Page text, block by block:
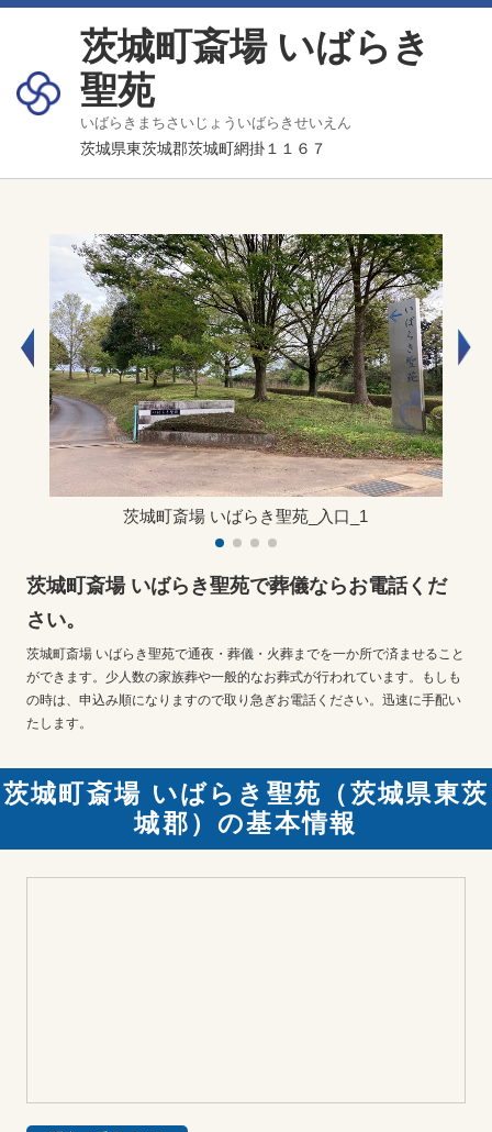
茨城町斎場 いばらき
聖苑
いばらきまちさいじょういばらきせいえん
茨城県東茨城郡茨城町網掛１１６７
茨城町斎場 いばらき聖苑で葬儀ならお電話くだ
さい。
茨城町斎場 いばらき聖苑で通夜・葬儀・火葬までを一か所で済ませること
ができます。少人数の家族葬や一般的なお葬式が行われています。もしも
の時は、申込み順になりますので取り急ぎお電話ください。迅速に手配い
たします。
茨城町斎場 いばらき聖苑_入口_1
茨城町斎場 いばらき聖苑（茨城県東茨
城郡）の基本情報